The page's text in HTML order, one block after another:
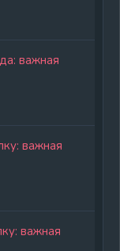
важная
важная
важная